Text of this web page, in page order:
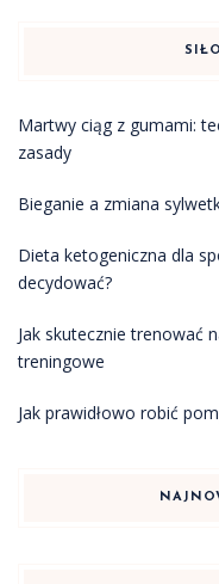
Martwy ciąg z gumami:
zasady
Bieganie a zmiana
Dieta ketogeniczna dla
decydować?
Jak skutecznie trenować
treningowe
Jak prawidłowo robić